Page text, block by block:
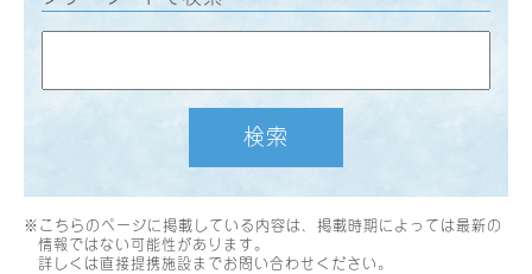
検索
※こちらのページに掲載している内容は、掲載時期によっては最新の
情報ではない可能性があります。
詳しくは直接提携施設までお問い合わせください。